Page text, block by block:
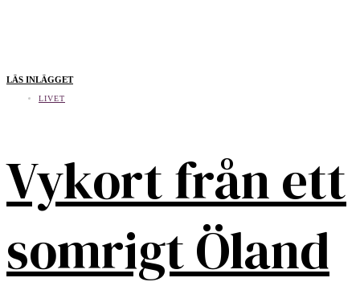
LÄS INLÄGGET
LIVET
Vykort från ett
somrigt Öland